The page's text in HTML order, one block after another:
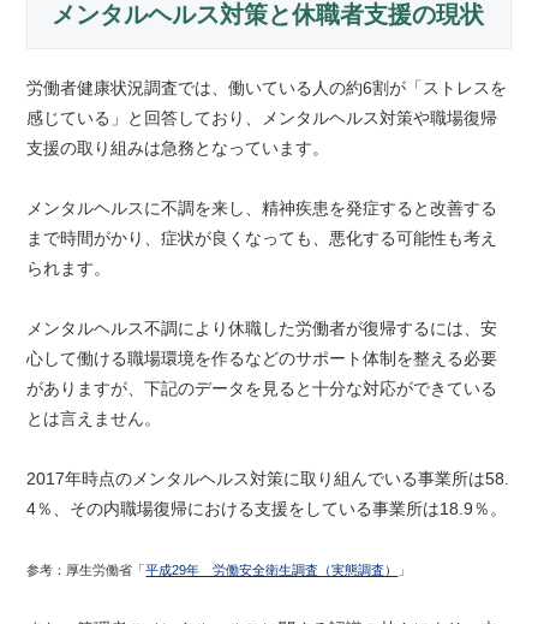
メンタルヘルス対策と休職者支援の現状
労働者健康状況調査では、働いている人の約6割が「ストレスを
感じている」と回答しており、メンタルヘルス対策や職場復帰
支援の取り組みは急務となっています。
メンタルヘルスに不調を来し、精神疾患を発症すると改善する
まで時間がかり、症状が良くなっても、悪化する可能性も考え
られます。
メンタルヘルス不調により休職した労働者が復帰するには、安
心して働ける職場環境を作るなどのサポート体制を整える必要
がありますが、下記のデータを見ると十分な対応ができている
とは言えません。
2017年時点のメンタルヘルス対策に取り組んでいる事業所は58.
4％、その内職場復帰における支援をしている事業所は18.9％。
参考： 厚生労働省「平成29年 労働安全衛生調査（実態調査） 」